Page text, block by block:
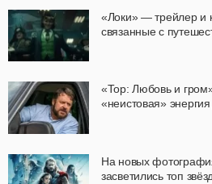
«Локи» — трейлер и
связанные с
«Тор: Любовь и
«неистовая»
На новых
засветились топ